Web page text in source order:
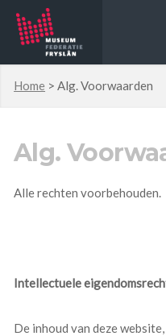
Home >Alg. Voorwaarden
Alg.
Alle rechten voorbehouden.
Intellectuele
De inhoud van deze